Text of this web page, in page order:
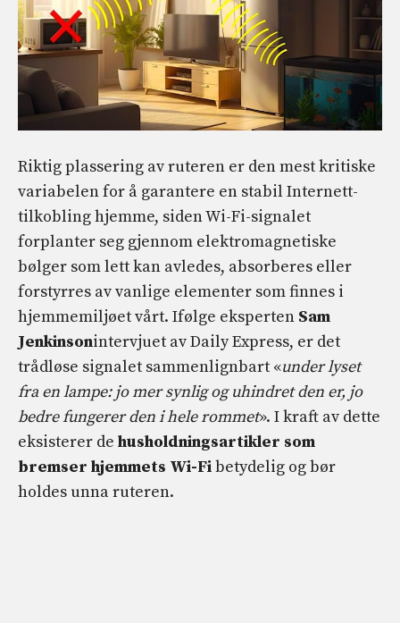
Riktig plassering av ruteren er den mest kritiske
variabelen for å garantere en stabil Internett-
tilkobling hjemme, siden Wi-Fi-signalet
forplanter seg gjennom elektromagnetiske
bølger som lett kan avledes, absorberes eller
forstyrres av vanlige elementer som finnes i
hjemmemiljøet vårt. Ifølge eksperten Sam
Jenkinsonintervjuet av Daily Express, er det
trådløse signalet sammenlignbart «under lyset
fra en lampe: jo mer synlig og uhindret den er, jo
bedre fungerer den i hele rommet». I kraft av dette
eksisterer de husholdningsartikler som
bremser hjemmets Wi-Fibetydelig og bør
holdes unna ruteren.